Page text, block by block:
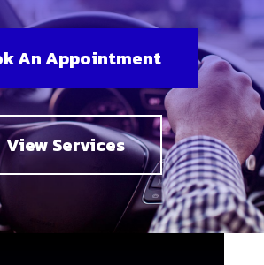
An Appointment
View Services